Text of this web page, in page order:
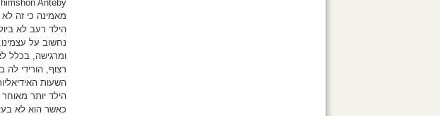
מאמינה כי זה
הילד רעב לא
נחשוב על
ומרגישה, בכלל
רצוף, הורידי
הילד יותר מאוחר
כאשר הוא לא